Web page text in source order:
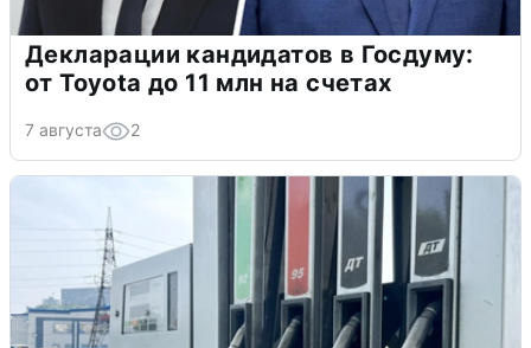
Декларации кандидатов в Госдуму:
от Toyota до 11 млн на счетах
7 августа 2